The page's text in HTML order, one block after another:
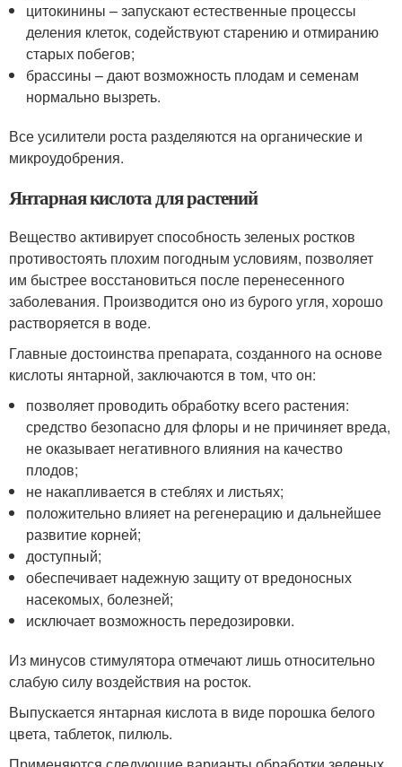
цитокинины – запускают естественные процессы
деления клеток, содействуют старению и отмиранию
старых побегов;
брассины – дают возможность плодам и семенам
нормально вызреть.
Все усилители роста разделяются на органические и
микроудобрения.
Янтарная кислота для растений
Вещество активирует способность зеленых ростков
противостоять плохим погодным условиям, позволяет
им быстрее восстановиться после перенесенного
заболевания. Производится оно из бурого угля, хорошо
растворяется в воде.
Главные достоинства препарата, созданного на основе
кислоты янтарной, заключаются в том, что он:
позволяет проводить обработку всего растения:
средство безопасно для флоры и не причиняет вреда,
не оказывает негативного влияния на качество
плодов;
не накапливается в стеблях и листьях;
положительно влияет на регенерацию и дальнейшее
развитие корней;
доступный;
обеспечивает надежную защиту от вредоносных
насекомых, болезней;
исключает возможность передозировки.
Из минусов стимулятора отмечают лишь относительно
слабую силу воздействия на росток.
Выпускается янтарная кислота в виде порошка белого
цвета, таблеток, пилюль.